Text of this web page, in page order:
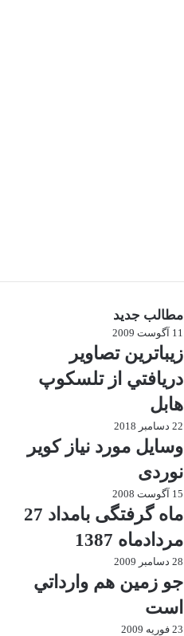
مطالب جدید
11 آگوست 2009
زيباترين تصاوير
دريافتي از تلسكوپ
هابل
22 دسامبر 2018
وسایل مورد نیاز کویر
نوردی
15 آگوست 2008
ماه گرفتگی بامداد 27
مردادماه 1387
28 دسامبر 2009
جو زمين هم وارداتي
است
23 فوریه 2009